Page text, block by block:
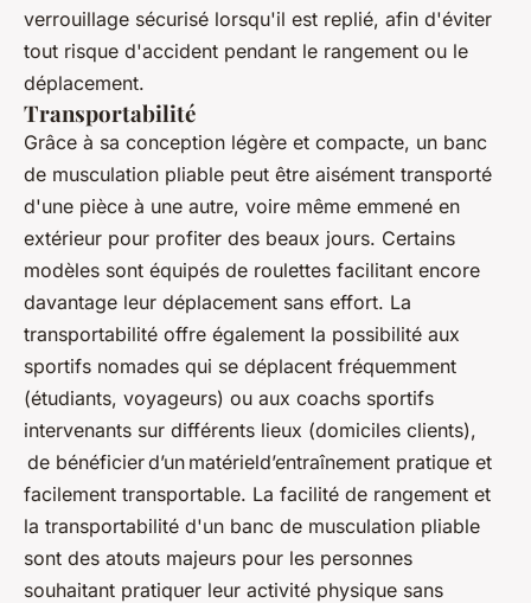
verrouillage sécurisé lorsqu'il est replié, afin d'éviter
tout risque d'accident pendant le rangement ou le
déplacement.
Transportabilité
Grâce à sa conception légère et compacte, un banc
de musculation pliable peut être aisément transporté
d'une pièce à une autre, voire même emmené en
extérieur pour profiter des beaux jours. Certains
modèles sont équipés de roulettes facilitant encore
davantage leur déplacement sans effort. La
transportabilité offre également la possibilité aux
sportifs nomades qui se déplacent fréquemment
(étudiants, voyageurs) ou aux coachs sportifs
intervenants sur différents lieux (domiciles clients),
de bénéficier d’un matérield’entraînement pratique et
facilement transportable. La facilité de rangement et
la transportabilité d'un banc de musculation pliable
sont des atouts majeurs pour les personnes
souhaitant pratiquer leur activité physique sans